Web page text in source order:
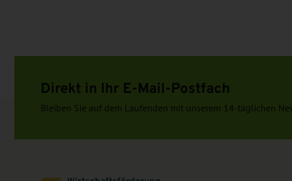
Direkt in Ihr E-Mail-Postfach
Bleiben Sie auf dem Laufenden mit unserem 14-täglichen